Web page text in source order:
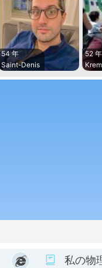
54 年
Saint-Denis
52 年
私の物